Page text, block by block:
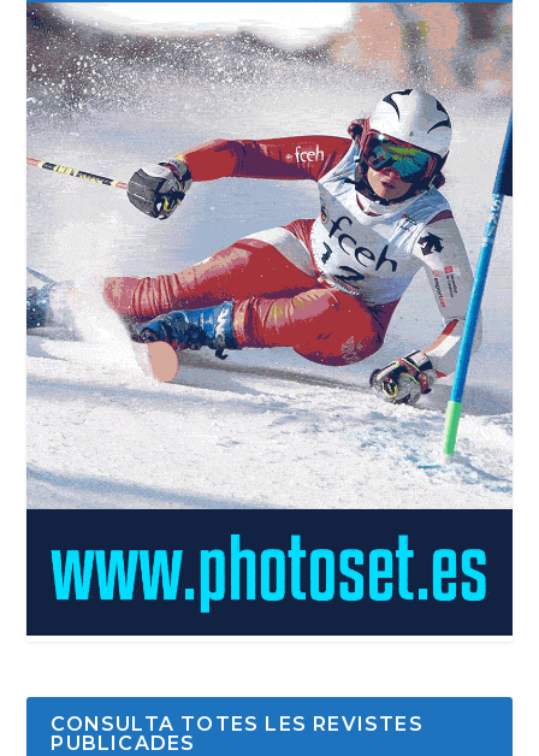
CONSULTA TOTES LES REVISTES
PUBLICADES